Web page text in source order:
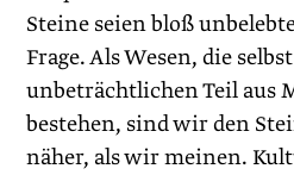
Steine seien bloß
Frage. Als Wesen, die
unbeträchtlichen Teil aus
bestehen, sind wir den
näher, als wir meinen.